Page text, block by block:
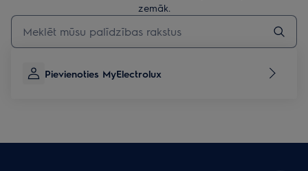
zemāk.
Rakstiet, lai meklētu rakstus par atbalstu
Pievienoties MyElectrolux